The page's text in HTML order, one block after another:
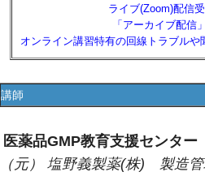
ライブ(Zoom)配信
「アーカイブ配信
オンライン講習特有の回線トラブル
講師
医薬品GMP教育支援センタ
（元） 塩野義製薬(株) 製造